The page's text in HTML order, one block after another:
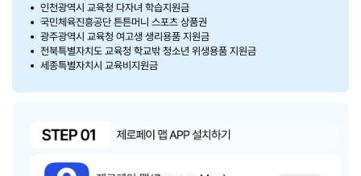
인천광역시 교육청 다자녀 학습지원금
국민체육진흥공단 튼튼머니 스포츠 상품권
광주광역시 교육청 여고생 생리용품 지원금
전북특별자치도 교육청 학교밖 청소년 위생용품 지원금
세종특별자치시 교육비지원금